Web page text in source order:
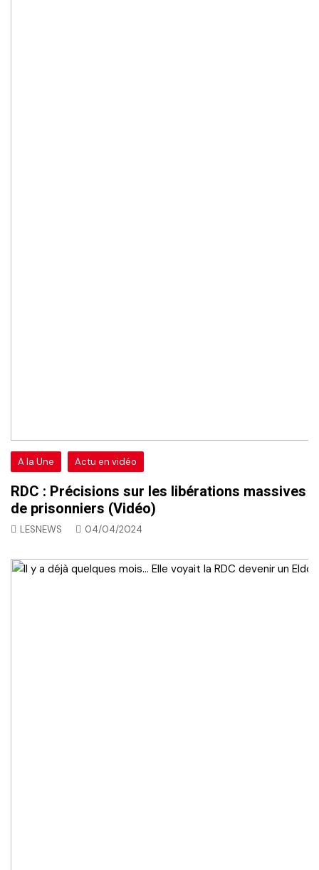
A la Une Actu en vidéo
RDC : Précisions sur les libérations massives
de prisonniers (Vidéo)
LESNEWS 04/04/2024